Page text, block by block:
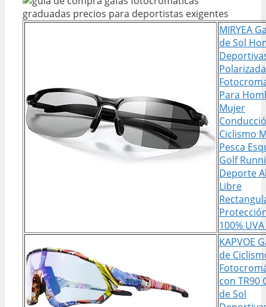
MIRYEA
de Sol
Para
Mujer
Ciclismo
Pesca
Golf
Deporte
Libre
100%
KAPVOE
de
con TR90
de Sol